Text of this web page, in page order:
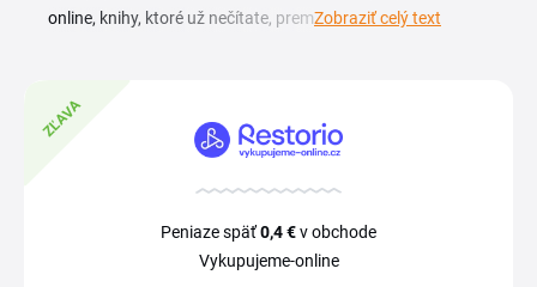
online, knihy, ktoré už nečítate, premeníte na peniaze bez
online zľavovým kódom navyše využijete výhodnejšie
podmienky pri ďalšom nákupe alebo objednávke. Na tejto
stránke nájdete prehľad zliav a akcií pre výkup kníh online aj
pre nákup vo Vykupujeme-online. Kódy uplatníte priamo v
predať jednoducho cez internet a zároveň ušetriť. Zhrnutie
platných ponúk je vždy na jednom mieste.
Zobraziť celý text
ZĽAVA
Peniaze späť0,4 €v obchode
Vykupujeme-online